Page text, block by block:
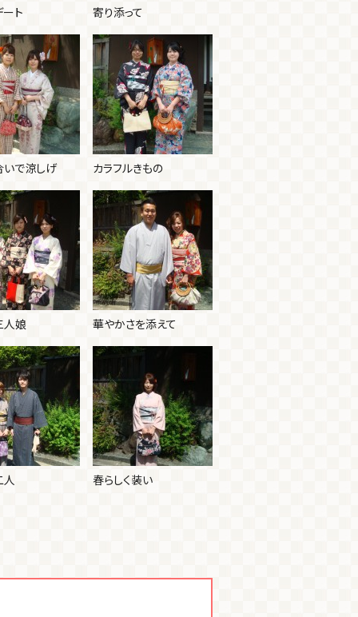
ト 寄り添って
で涼しげ カラフルきもの
人娘 華やかさを添えて
人 春らしく装い